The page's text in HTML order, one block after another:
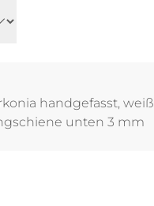
handgefasst, weiß
unten 3 mm